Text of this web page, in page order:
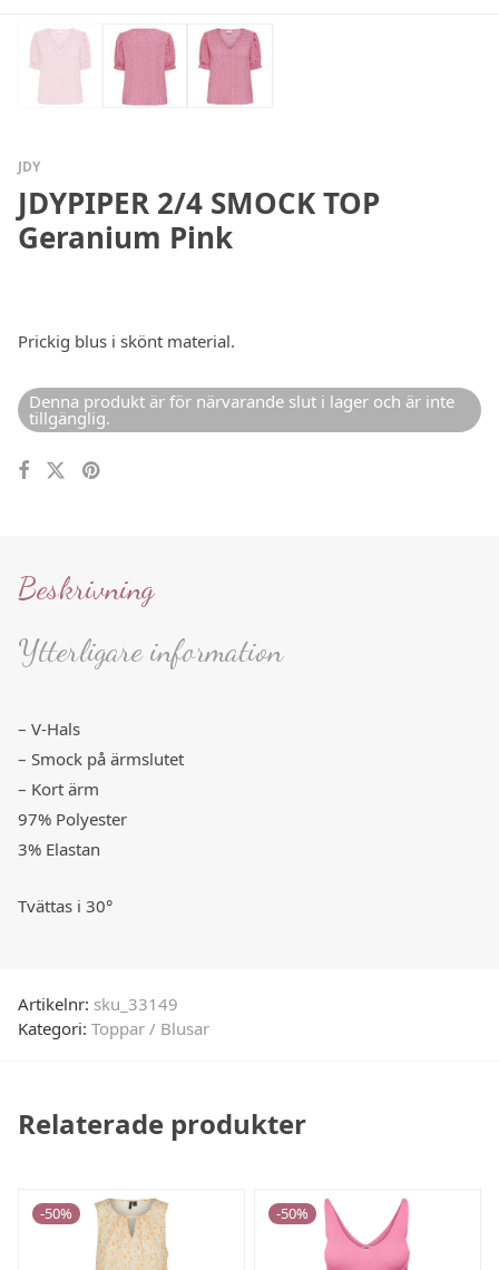
JDY
JDYPIPER 2/4 SMOCK TOP
Geranium Pink
Prickig blus i skönt material.
Denna produkt är för närvarande slut i lager och är inte
tillgänglig.
Beskrivning
Ytterligare information
– V-Hals
– Smock på ärmslutet
– Kort ärm
97% Polyester
3% Elastan
Tvättas i 30°
Artikelnr: sku_33149
Kategori: Toppar / Blusar
Relaterade produkter
-50% -50%